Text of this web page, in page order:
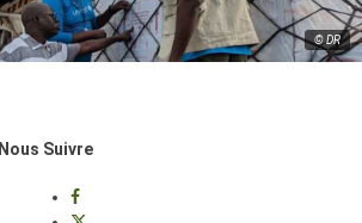
© DR
Nous Suivre